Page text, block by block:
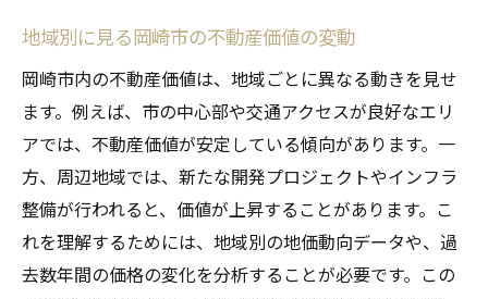
プロが教える不動産売却成功のタイミングとそ
の見極め方
岡崎市の不動産売却に最適な時期とは
市場動向から見る岡崎市での売却タイミン
グの選び方
岡崎市の不動産売却タイミングを見極める
ための指標
岡崎市での不動産売却を成功させるための
地域別に見る岡崎市の不動産価値の変動
岡崎市内の不動産価値は、地域ごとに異なる動きを見せ
ます。例えば、市の中心部や交通アクセスが良好なエリ
アでは、不動産価値が安定している傾向があります。一
方、周辺地域では、新たな開発プロジェクトやインフラ
整備が行われると、価値が上昇することがあります。こ
れを理解するためには、地域別の地価動向データや、過
去数年間の価格の変化を分析することが必要です。この